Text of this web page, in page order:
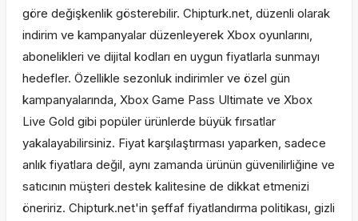
göre değişkenlik gösterebilir. Chipturk.net, düzenli olarak
indirim ve kampanyalar düzenleyerek Xbox oyunlarını,
abonelikleri ve dijital kodları en uygun fiyatlarla sunmayı
hedefler. Özellikle sezonluk indirimler ve özel gün
kampanyalarında, Xbox Game Pass Ultimate ve Xbox
Live Gold gibi popüler ürünlerde büyük fırsatlar
yakalayabilirsiniz. Fiyat karşılaştırması yaparken, sadece
anlık fiyatlara değil, aynı zamanda ürünün güvenilirliğine ve
satıcının müşteri destek kalitesine de dikkat etmenizi
öneririz. Chipturk.net'in şeffaf fiyatlandırma politikası, gizli